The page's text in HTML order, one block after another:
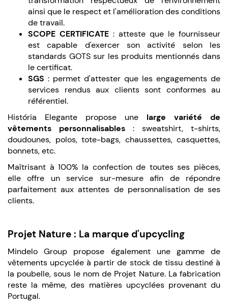
ainsi que le respect et l'amélioration des conditions
de travail.
SCOPE CERTIFICATE : atteste que le fournisseur
est capable d'exercer son activité selon les
standards GOTS sur les produits mentionnés dans
le certificat.
SGS : permet d'attester que les engagements de
services rendus aux clients sont conformes au
référentiel.
História Elegante propose une large variété de
vêtements personnalisables : sweatshirt, t-shirts,
doudounes, polos, tote-bags, chaussettes, casquettes,
bonnets, etc.
Maîtrisant à 100% la confection de toutes ses pièces,
elle offre un service sur-mesure afin de répondre
parfaitement aux attentes de personnalisation de ses
clients.
Projet Nature : La marque d'upcycling
Mindelo Group propose également une gamme de
vêtements upcyclée à partir de stock de tissu destiné à
la poubelle, sous le nom de Projet Nature. La fabrication
reste la même, des matières upcyclées provenant du
Portugal.